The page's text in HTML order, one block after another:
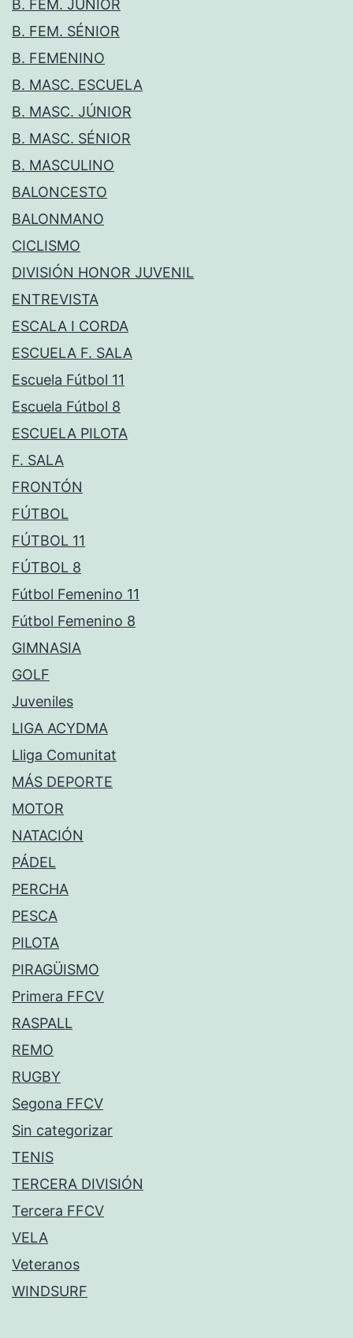
B. FEM. JÚNIOR
B. FEM. SÉNIOR
B. FEMENINO
B. MASC. ESCUELA
B. MASC. JÚNIOR
B. MASC. SÉNIOR
B. MASCULINO
BALONCESTO
BALONMANO
CICLISMO
DIVISIÓN HONOR JUVENIL
ENTREVISTA
ESCALA I CORDA
ESCUELA F. SALA
Escuela Fútbol 11
Escuela Fútbol 8
ESCUELA PILOTA
F. SALA
FRONTÓN
FÚTBOL
FÚTBOL 11
FÚTBOL 8
Fútbol Femenino 11
Fútbol Femenino 8
GIMNASIA
GOLF
Juveniles
LIGA ACYDMA
Lliga Comunitat
MÁS DEPORTE
MOTOR
NATACIÓN
PÁDEL
PERCHA
PESCA
PILOTA
PIRAGÜISMO
Primera FFCV
RASPALL
REMO
RUGBY
Segona FFCV
Sin categorizar
TENIS
TERCERA DIVISIÓN
Tercera FFCV
VELA
Veteranos
WINDSURF